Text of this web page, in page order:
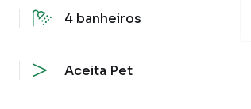
4 banheiros
Aceita Pet